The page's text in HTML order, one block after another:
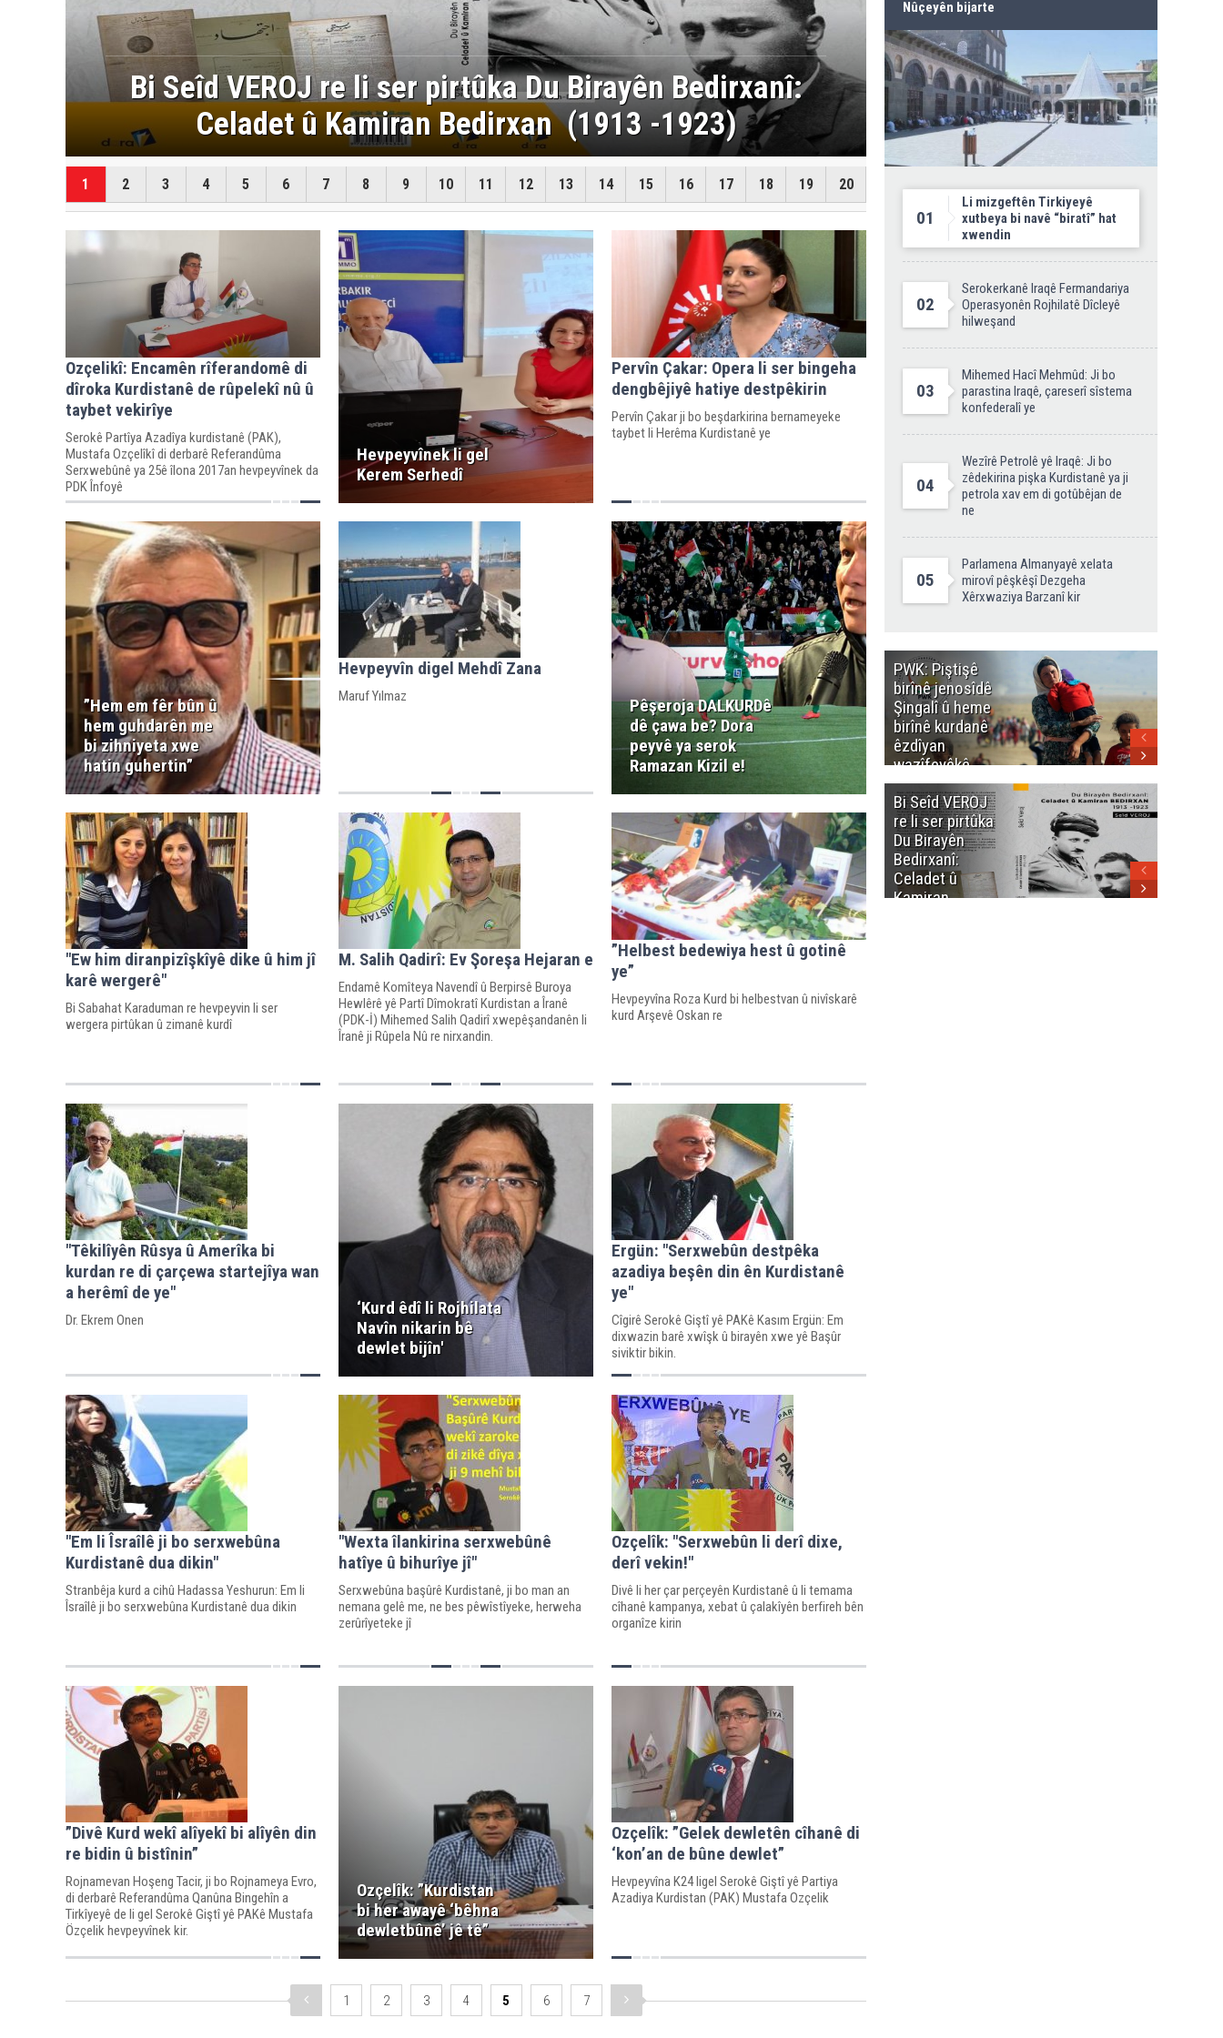
Wezîra Berhemanîna Cengî ya Pakistanê: Ez û hevjînê
xwe em Kurd in
Lêkolîn: Pirsgirêka
1 2 3 4 5 6 7 8 9 10 11 12 13 14 15 16 17 18 19 20
Ozçelikî: Encamên rîferandomê di
dîroka Kurdistanê de rûpelekî nû û
taybet vekirîye
Serokê Partîya Azadîya kurdistanê (PAK),
Mustafa Ozçelîkî di derbarê Referandûma
Serxwebûnê ya 25ê îlona 2017an hevpeyvînek da
PDK Înfoyê
Hevpeyvînek li gel
Kerem Serhedî
Pervîn Çakar: Opera li ser bingeha
dengbêjiyê hatiye destpêkirin
Pervîn Çakar ji bo beşdarkirina bernameyeke
taybet li Herêma Kurdistanê ye
”Hem em fêr bûn û
hem guhdarên me
bi zihniyeta xwe
hatin guhertin”
Hevpeyvîn digel Mehdî Zana
Maruf Yılmaz
Pêşeroja DALKURDê
dê çawa be? Dora
peyvê ya serok
Ramazan Kizil e!
"Ew him diranpizîşkîyê dike û him jî
karê wergerê"
Bi Sabahat Karaduman re hevpeyvin li ser
wergera pirtûkan û zimanê kurdî
M. Salih Qadirî: Ev Şoreşa Hejaran e
Endamê Komîteya Navendî û Berpirsê Buroya
Hewlêrê yê Partî Dîmokratî Kurdistan a Îranê
(PDK-İ) Mihemed Salih Qadirî xwepêşandanên li
Îranê ji Rûpela Nû re nirxandin.
”Helbest bedewiya hest û gotinê
ye”
Hevpeyvîna Roza Kurd bi helbestvan û nivîskarê
kurd Arşevê Oskan re
"Têkilîyên Rûsya û Amerîka bi
kurdan re di çarçewa startejîya wan
a herêmî de ye"
Dr. Ekrem Onen
‘Kurd êdî li Rojhilata
Navîn nikarin bê
dewlet bijîn'
Ergün: "Serxwebûn destpêka
azadiya beşên din ên Kurdistanê
ye"
Cîgirê Serokê Giştî yê PAKê Kasım Ergün: Em
dixwazin barê xwîşk û birayên xwe yê Başûr
siviktir bikin.
"Em li Îsraîlê ji bo serxwebûna
Kurdistanê dua dikin"
Stranbêja kurd a cihû Hadassa Yeshurun: Em li
Îsraîlê ji bo serxwebûna Kurdistanê dua dikin
"Wexta îlankirina serxwebûnê
hatîye û bihurîye jî"
Serxwebûna başûrê Kurdistanê, ji bo man an
nemana gelê me, ne bes pêwîstîyeke, herweha
zerûrîyeteke jî
Ozçelîk: "Serxwebûn li derî dixe,
derî vekin!"
Divê li her çar perçeyên Kurdistanê û li temama
cîhanê kampanya, xebat û çalakîyên berfireh bên
organîze kirin
”Divê Kurd wekî alîyekî bi alîyên din
re bidin û bistînin”
Rojnamevan Hoşeng Tacir, ji bo Rojnameya Evro,
di derbarê Referandûma Qanûna Bingehîn a
Tirkîyeyê de li gel Serokê Giştî yê PAKê Mustafa
Özçelik hevpeyvînek kir.
Ozçelîk: ”Kurdistan
bi her awayê ‘bêhna
dewletbûnê’ jê tê”
Ozçelîk: ”Gelek dewletên cîhanê di
‘kon’an de bûne dewlet”
Hevpeyvîna K24 ligel Serokê Giştî yê Partiya
Azadiya Kurdistan (PAK) Mustafa Ozçelik
1 2 3 4 5 6 7
Nûçeyên bijarte
01
Li mizgeftên Tirkiyeyê
xutbeya bi navê “biratî” hat
xwendin
02
Serokerkanê Iraqê Fermandariya
Operasyonên Rojhilatê Dîcleyê
hilweşand
03
Mihemed Hacî Mehmûd: Ji bo
parastina Iraqê, çareserî sîstema
konfederalî ye
04
Wezîrê Petrolê yê Iraqê: Ji bo
zêdekirina pişka Kurdistanê ya ji
petrola xav em di gotûbêjan de
ne
05
Parlamena Almanyayê xelata
mirovî pêşkêşî Dezgeha
Xêrxwaziya Barzanî kir
PWK: Piştişê
birînê jenosîdê
Şingalî û heme
birînê kurdanê
êzdîyan
wazîfeyêkê
neteweyî yê
heme kurdanê
dinya yo
Bi Seîd VEROJ
re li ser pirtûka
Du Birayên
Bedirxanî:
Celadet û
Kamiran